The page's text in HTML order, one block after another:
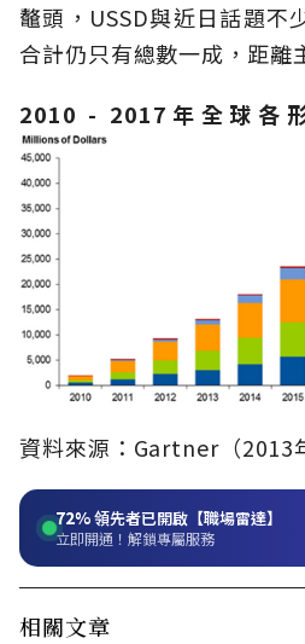
鼇頭，USSD與近日話題不
合計仍只有總數一成，距離
2010 - 2017年全球各
資料來源：Gartner（2013
72%領先者已開啟【職場雷達】
立即開通！解鎖專屬服務
相關文章